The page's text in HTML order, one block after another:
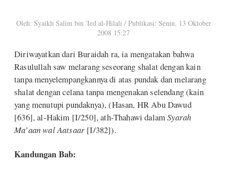
Oleh: Syaikh Salim bin 'Ied al-Hilali / Publikasi: Senin, 13 Oktober
2008 15:27
Diriwayatkan dari Buraidah ra, ia mengatakan bahwa
Rasulullah saw melarang seseorang shalat dengan kain
tanpa menyelempangkannya di atas pundak dan melarang
shalat dengan celana tanpa mengenakan selendang (kain
yang menutupi pundaknya), (Hasan, HR Abu Dawud
[636], al-Hakim [I/250], ath-Thahawi dalamSyarah
Ma’aan wal Aatsaar [I/382]).
Kandungan Bab: